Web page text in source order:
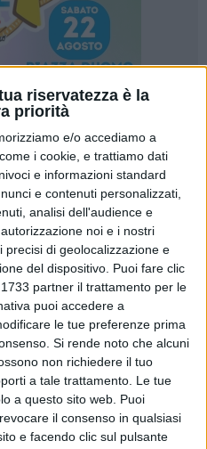
riservatezza è la
priorità
e/o accediamo a
i cookie, e trattiamo dati
e informazioni standard
e contenuti personalizzati,
analisi dell'audience e
noi e i nostri
di geolocalizzazione e
del dispositivo. Puoi fare clic
partner il trattamento per le
puoi accedere a
le tue preferenze prima
Si rende noto che alcuni
non richiedere il tuo
a tale trattamento. Le tue
a questo sito web. Puoi
il consenso in qualsiasi
e facendo clic sul pulsante
"R. Monterisi" per la
da trecento posti, dei
per la manutenzione
giornata di giovedì 7
Angaranoha
per verificare
alla dirigente scolastica
Tota, alla consigliera
dell'ufficio tecnico.
- ha annunciato il
social -, su tutte l'aumento